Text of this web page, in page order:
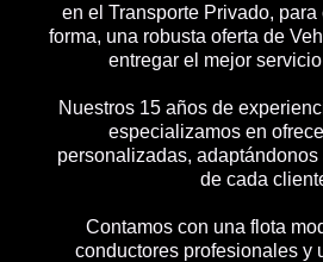
en el Transporte Privado, para
forma, una robusta oferta de
entregar el mejor
Nuestros 15 años de
especializamos en
personalizadas,
de cada
Contamos con una flota
conductores profesionales y